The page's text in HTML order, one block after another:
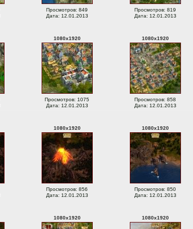
Просмотров: 849
Дата: 12.01.2013
Просмотров: 819
Дата: 12.01.2013
1080x1920
Просмотров: 1075
Дата: 12.01.2013
1080x1920
Просмотров: 858
Дата: 12.01.2013
1080x1920
Просмотров: 856
Дата: 12.01.2013
1080x1920
Просмотров: 850
Дата: 12.01.2013
1080x1920 1080x1920